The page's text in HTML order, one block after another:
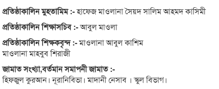
প্রতিষ্ঠাকালিন মুহতামিম :-হাফেজ মাওলানা সৈয়দ সালিম আহমদ কাসিমী
প্রতিষ্ঠাকালিন শিক্ষাসচিব :-আবুল মাওলা
প্রতিষ্ঠাকালিন শিক্ষকবৃন্দ :-মাওলানা আবুল কাশিম
মাওলানা মাহবুব শিরাজী
জামাত সংখ্যা,বর্তমান সমাপনী জামাত :-
হিফজুল কুরআন। নূরানিবিভা। মাদানী নেসাব । স্কুল বিভাগ।